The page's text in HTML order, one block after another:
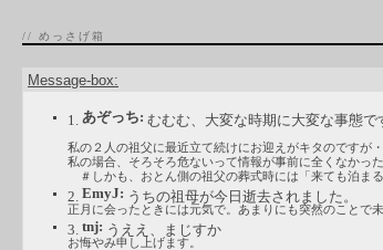
// めっさげ箱
Message-box:
1. あぞっち: むむむ、大変な時期に大変な事態で
私の２人の祖父に最近立て続けにお迎えがキタのですが・
私の場合、そろそろ危ないって情報が事前に全くなかっ
＃しかも、おとん側の祖父の葬式時には「来ても泊ま
2. EmyJ: うちの祖母が今日逝去されました。
正月に会ったときには元気で。あまりにも突然のことで
3. tnj: うええ、まじすか
お悔やみ申し上げます。